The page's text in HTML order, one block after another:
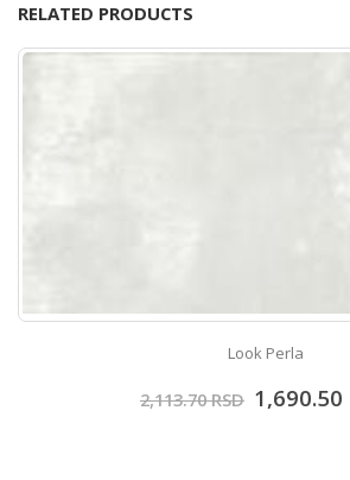
RELATED PRODUCTS
Look Perla
2,113.70RSD 1,690.50